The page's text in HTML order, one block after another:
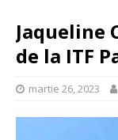
Jaqueline
de la ITF
martie 26, 2023